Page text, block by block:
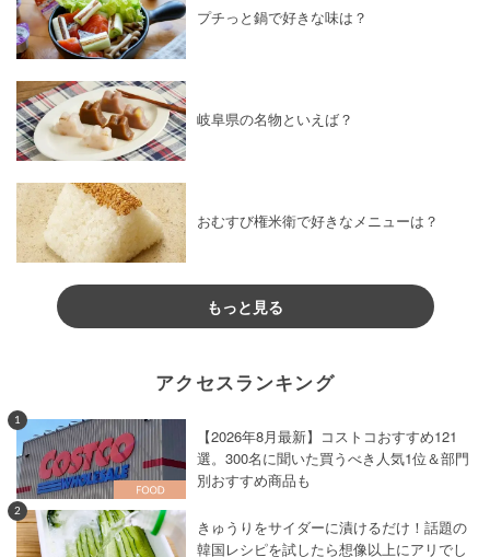
プチっと鍋で好きな味は？
岐阜県の名物といえば？
おむすび権米衛で好きなメニューは？
もっと見る
アクセスランキング
1
【2026年8月最新】コストコおすすめ121
選。300名に聞いた買うべき人気1位＆部門
別おすすめ商品も
2
きゅうりをサイダーに漬けるだけ！話題の
韓国レシピを試したら想像以上にアリでし